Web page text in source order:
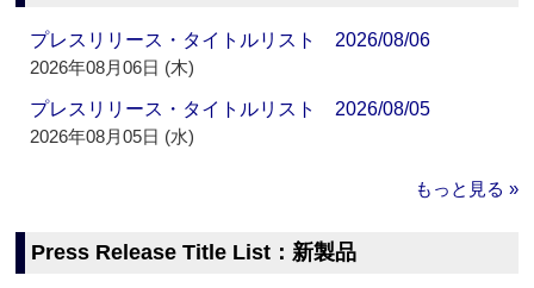
プレスリリース・タイトルリスト 2026/08/06
2026年08月06日 (木)
プレスリリース・タイトルリスト 2026/08/05
2026年08月05日 (水)
もっと見る »
Press Release Title List：新製品